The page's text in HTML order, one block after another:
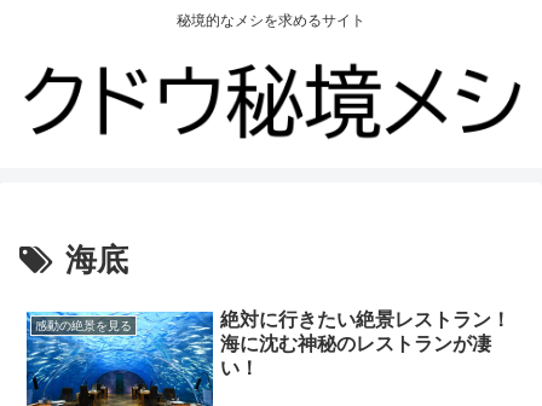
秘境的なメシを求めるサイト
海底
感動の絶景を見る
絶対に行きたい絶景レストラン！
海に沈む神秘のレストランが凄
い！